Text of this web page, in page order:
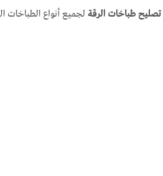
تصليح طباخات الرقة لجميع أنواع الطباخات